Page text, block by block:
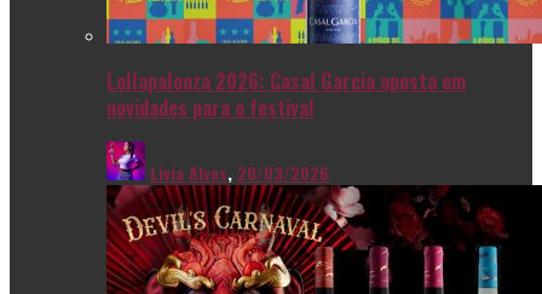
Lollapalooza 2026: Casal Garcia aposta em
novidades para o festival
Livia Alves, 20/03/2026